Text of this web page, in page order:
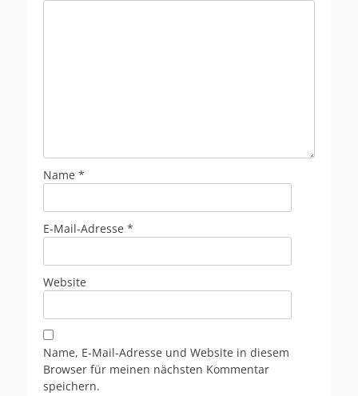
Name *
E-Mail-Adresse *
Website
Name, E-Mail-Adresse und Website in diesem
Browser für meinen nächsten Kommentar
speichern.